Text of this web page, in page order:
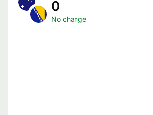
No change